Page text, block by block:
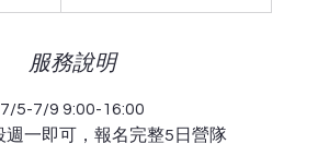
服務說明
7/5-7/9 9:00-16:00
週一即可，報名完整5日營隊